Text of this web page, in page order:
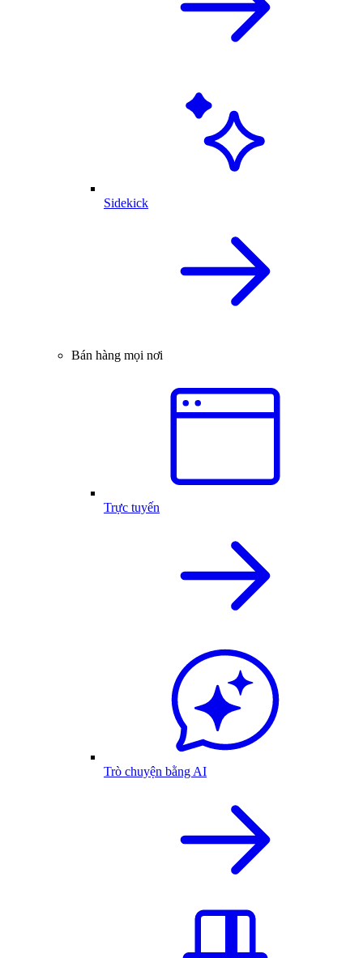
Sidekick
Bán hàng mọi nơi
Trực tuyến
Trò chuyện bằng AI